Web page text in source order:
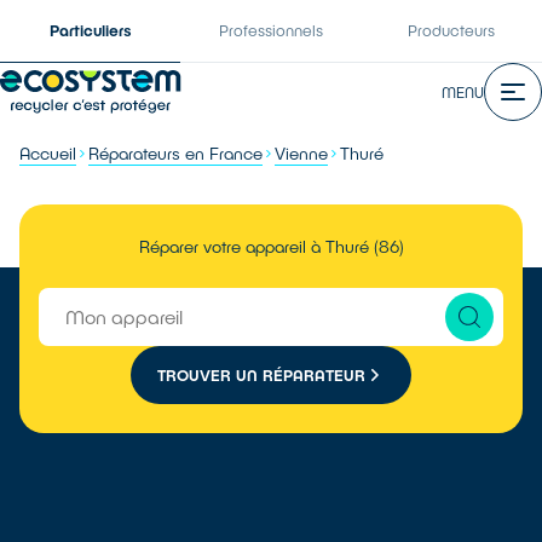
Particuliers Professionnels Producteurs
MENU
Accueil Réparateurs en France Vienne Thuré
Réparer votre appareil à Thuré (86)
TROUVER UN RÉPARATEUR